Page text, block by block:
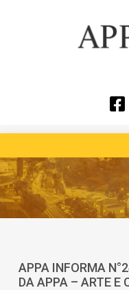
APPA INFORMA
DA APPA – ARTE E